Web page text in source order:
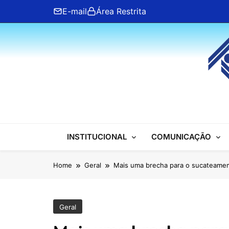
content
E-mail Área Restrita
ANFIP Nacional
INSTITUCIONAL COMUNICAÇÃO
Home Geral Mais uma brecha para o
Geral